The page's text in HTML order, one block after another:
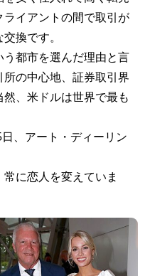
イアントの間で取引が
換です。
都市を選んだ理由と言
の中心地、証券取引界
、米ドルは世界で最も
、アート・ディーリン
に恋人を変えていま